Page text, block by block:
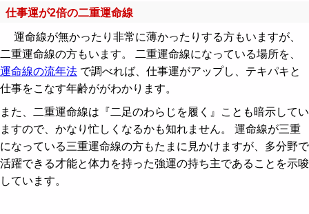
仕事運が2倍の二重運命線
運命線が無かったり非常に薄かったりする方もいますが、
二重運命線の方もいます。 二重運命線になっている場所を、
運命線の流年法 で調べれば、仕事運がアップし、テキパキと
仕事をこなす年齢ががわかります。
また、二重運命線は『二足のわらじを履く』ことも暗示してい
ますので、かなり忙しくなるかも知れません。 運命線が三重
になっている三重運命線の方もたまに見かけますが、多分野で
活躍できる才能と体力を持った強運の持ち主であることを示唆
しています。